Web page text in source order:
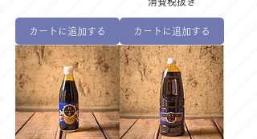
カートに追加する カートに追加する